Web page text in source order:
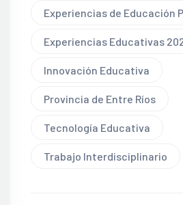
Experiencias de Educación
Experiencias Educativas
Innovación Educativa
Provincia de Entre Ríos
Tecnología Educativa
Trabajo Interdisciplinario